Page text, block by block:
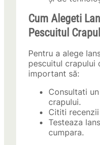
Cum Alegeti
Pescuitul
Pentru a alege
pescuitul crapului
important să:
Consultati
crapului.
Cititi
Testeaza
cumpara.